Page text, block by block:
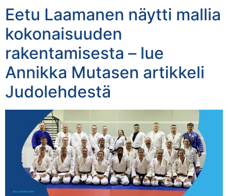
Eetu Laamanen näytti mallia
kokonaisuuden
rakentamisesta – lue
Annikka Mutasen artikkeli
Judolehdestä